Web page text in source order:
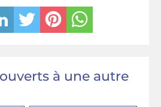
à une autre